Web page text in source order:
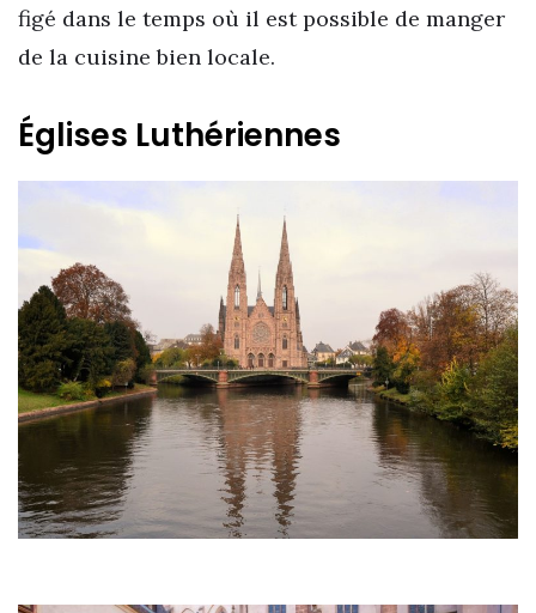
figé dans le temps où il est possible de manger
de la cuisine bien locale.
Églises Luthériennes